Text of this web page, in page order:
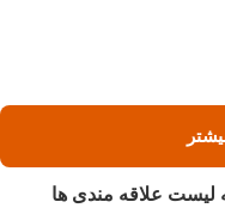
لیست علاقه مندی ها